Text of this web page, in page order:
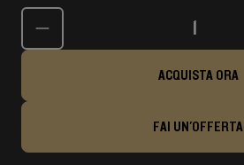
Quantità
ACQUISTA ORA
FAI UN'OFFERTA